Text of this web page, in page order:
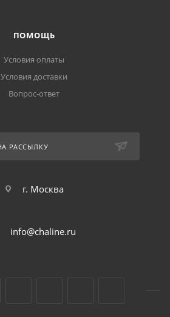
ПОМОЩЬ
Условия оплаты
Условия доставки
Вопрос-ответ
РАССЫЛКУ
г. Москва
info@chaline.ru